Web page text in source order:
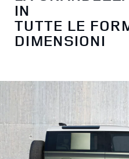
IN
TUTTE LE
DIMENSIONI